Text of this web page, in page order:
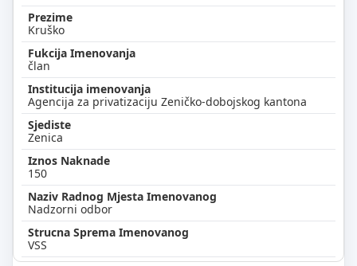
Kruško
član
Agencija za privatizaciju Zeničko-dobojskog kantona
Zenica
150
Nadzorni odbor
VSS